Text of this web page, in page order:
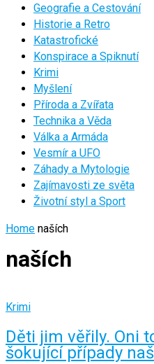
Geografie a Cestování
Historie a Retro
Katastrofické
Konspirace a Spiknutí
Krimi
Myšlení
Příroda a Zvířata
Technika a Věda
Válka a Armáda
Vesmír a UFO
Záhady a Mytologie
Zajímavosti ze světa
Životní styl a Sport
Home naších
naších
Krimi
Děti jim věřily. Oni
šokující případy